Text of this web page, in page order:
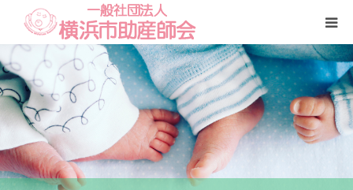
Home
本会
助産師一覧